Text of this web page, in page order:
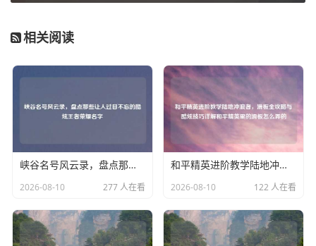
相关阅读
峡谷名号风云录，盘点那些让人过目不忘的酷炫王者荣耀名字
2026-08-10 277 人在看
和平精英进阶教学陆地冲浪者，滑板全攻略与酷炫技巧详解和平精英里的滑板怎么弄的
2026-08-10 122 人在看